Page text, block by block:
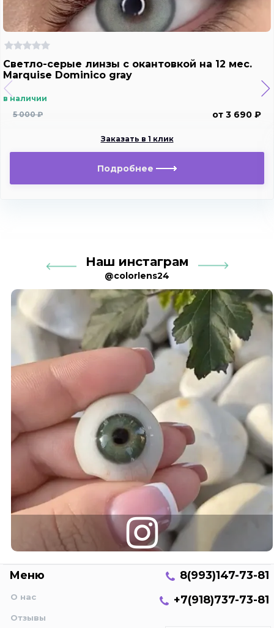
Светло-серые линзы c окантовкой на 12 мес.
Marquise Dominico gray
в наличии
5 000 ₽
от 3 690 ₽
Заказать в 1 клик
Подробнее
Наш инстаграм
@colorlens24
Меню
О нас
Отзывы
8(993)147-73-81
+7(918)737-73-81